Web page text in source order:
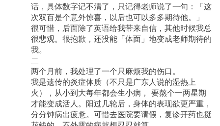
话，具体数字记不清了，只记得老师说了一句：「这
次双百是个意外惊喜，以后也可以多多期待他。」
很可惜，后面除了英语给我带来自信，其他时候我总
很悲观。很抱歉，还没能「体面」地变成老师期待的
我。
二
两个月前，我处理了一个只麻烦我的伤口。
我是遗传的炎症体质（不只是广东人说的湿热上
火），从小到大每年都会生小病， 要熬个一两星期
才能变成活人。阳过几轮后，身体的表现欲更严重，
分分钟病出疲惫。可惜去医院要请假，复诊开药也挺